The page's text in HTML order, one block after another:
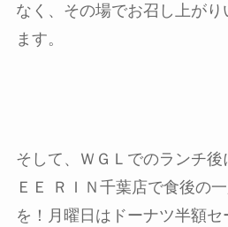
なく、その場でお召し上がり
ます。
そして、ＷＧＬでのランチ後
ＥＥ ＲＩＮ千葉店で食後の
を！月曜日はドーナツ半額